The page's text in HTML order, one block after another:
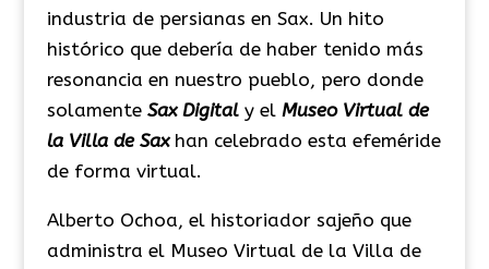
industria de persianas en Sax. Un hito
histórico que debería de haber tenido más
resonancia en nuestro pueblo, pero donde
solamente Sax Digitaly el Museo Virtual de
la Villa de Saxhan celebrado esta efeméride
de forma virtual.
Alberto Ochoa, el historiador sajeño que
administra el Museo Virtual de la Villa de